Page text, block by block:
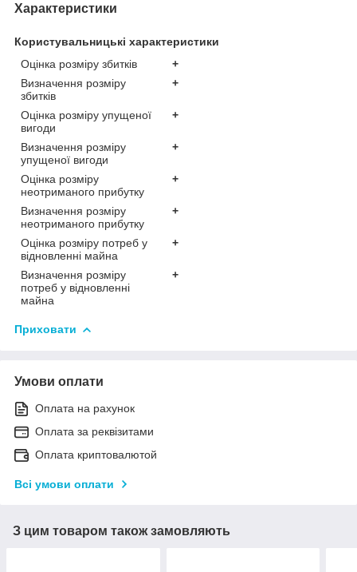
Характеристики
Користувальницькі характеристики
Оцінка розміру збитків
+
Визначення розміру
збитків
+
Оцінка розміру упущеної
вигоди
+
Визначення розміру
упущеної вигоди
+
Оцінка розміру
неотриманого прибутку
+
Визначення розміру
неотриманого прибутку
+
Оцінка розміру потреб у
відновленні майна
+
Визначення розміру
потреб у відновленні
майна
+
Приховати
Умови оплати
Оплата на рахунок
Оплата за реквізитами
Оплата криптовалютой
Всі умови оплати
З цим товаром також замовляють